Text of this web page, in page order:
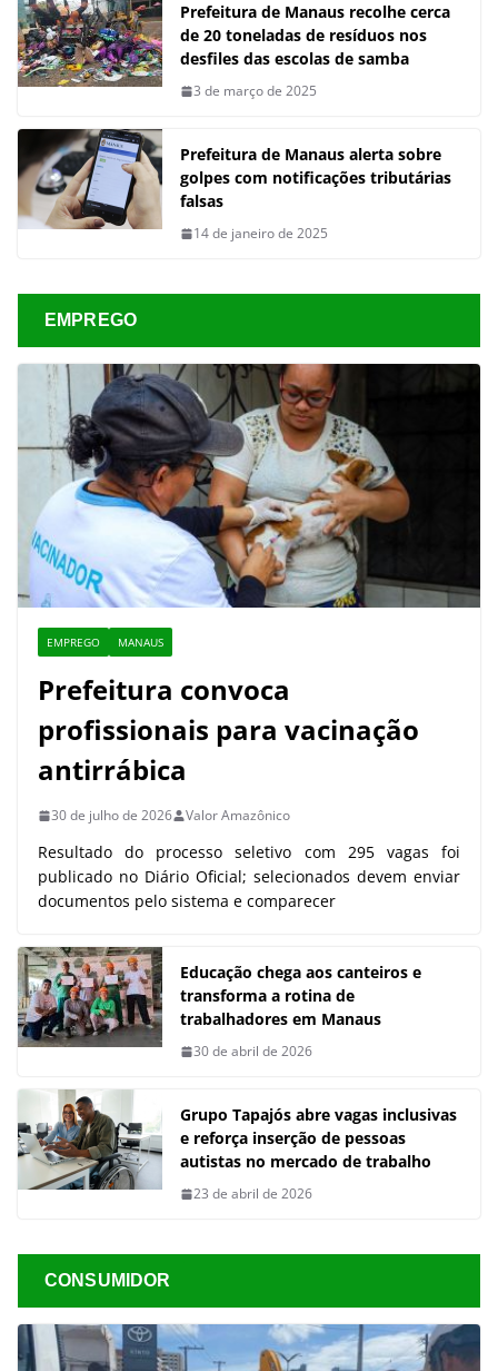
Prefeitura de Manaus recolhe cerca
de 20 toneladas de resíduos nos
desfiles das escolas de samba
3 de março de 2025
Prefeitura de Manaus alerta sobre
golpes com notificações tributárias
falsas
14 de janeiro de 2025
EMPREGO
EMPREGO MANAUS
Prefeitura convoca
profissionais para vacinação
antirrábica
30 de julho de 2026 Valor Amazônico
Resultado do processo seletivo com 295 vagas foi
publicado no Diário Oficial; selecionados devem enviar
documentos pelo sistema e comparecer
Educação chega aos canteiros e
transforma a rotina de
trabalhadores em Manaus
30 de abril de 2026
Grupo Tapajós abre vagas inclusivas
e reforça inserção de pessoas
autistas no mercado de trabalho
23 de abril de 2026
CONSUMIDOR